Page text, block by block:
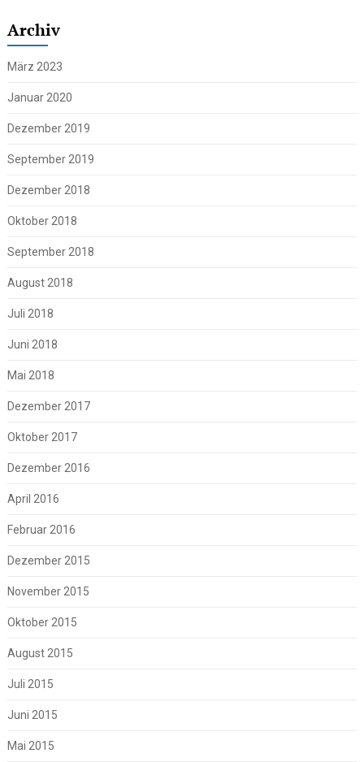
Archiv
März 2023
Januar 2020
Dezember 2019
September 2019
Dezember 2018
Oktober 2018
September 2018
August 2018
Juli 2018
Juni 2018
Mai 2018
Dezember 2017
Oktober 2017
Dezember 2016
April 2016
Februar 2016
Dezember 2015
November 2015
Oktober 2015
August 2015
Juli 2015
Juni 2015
Mai 2015